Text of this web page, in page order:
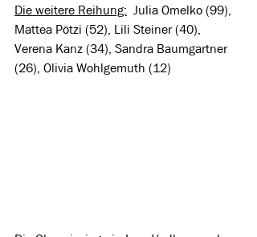
Die weitere Reihung: Julia Omelko (99),
Mattea Pötzi (52), Lili Steiner (40),
Verena Kanz (34), Sandra Baumgartner
(26), Olivia Wohlgemuth (12)